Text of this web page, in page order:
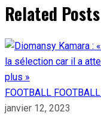
Related Posts
FOOTBALL
janvier 12, 2023